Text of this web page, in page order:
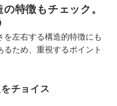
特徴もチェック。
左右する構造的特徴にも
ため、重視するポイント
チョイス